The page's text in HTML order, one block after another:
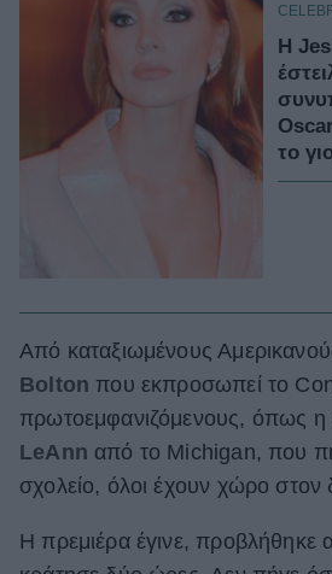
Η
το
Από καταξιωμένους
Bolton που εκπροσωπεί το
πρωτοεμφανιζόμενους, όπως η
LeAnn από το Michigan, που
σχολείο, όλοι έχουν χώρο στον
Η πρεμιέρα έγινε, προβλήθηκε